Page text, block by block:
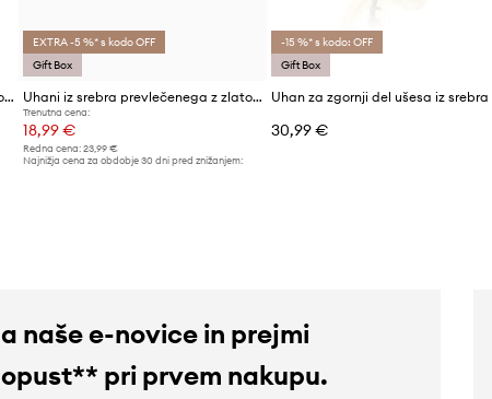
Uhani iz srebra prevlečenega z zlatom ANIA KRUK Cosmo
EXTRA -5 %* s kodo OFF
Gift Box
Uhani iz srebra prevlečenega z zlatom ANIA KRUK BELIEVE
Trenutna cena:
18,99 €
Redna cena:23,99 €
Najnižja cena za obdobje 30 dni pred znižanjem:
-15 %* s kodo: OFF
Gift Box
30,99 €
naše e-novice in prejmi
pri prvem nakupu.